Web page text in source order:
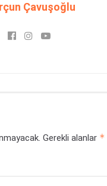
Çavuşoğlu
Gerekli alanlar *